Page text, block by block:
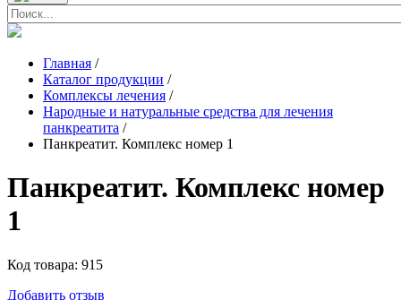
Главная /
Каталог продукции /
Комплексы лечения /
Народные и натуральные средства для лечения
панкреатита /
Панкреатит. Комплекс номер 1
Панкреатит. Комплекс номер
1
Код товара: 915
Добавить отзыв